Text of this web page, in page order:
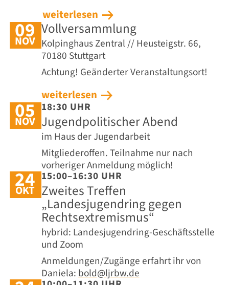
weiterlesen
09
NOV
Vollversammlung
Kolpinghaus Zentral // Heusteigstr. 66,
70180 Stuttgart
Achtung! Geänderter Veranstaltungsort!
weiterlesen
05
NOV
18:30 UHR
Jugendpolitischer Abend
im Haus der Jugendarbeit
Mitgliederoffen. Teilnahme nur nach
vorheriger Anmeldung möglich!
24
OKT
15:00–16:30 UHR
Zweites Treffen
„Landesjugendring gegen
Rechtsextremismus“
hybrid: Landesjugendring-Geschäftsstelle
und Zoom
Anmeldungen/Zugänge erfahrt ihr von
Daniela:bold@ljrbw.de